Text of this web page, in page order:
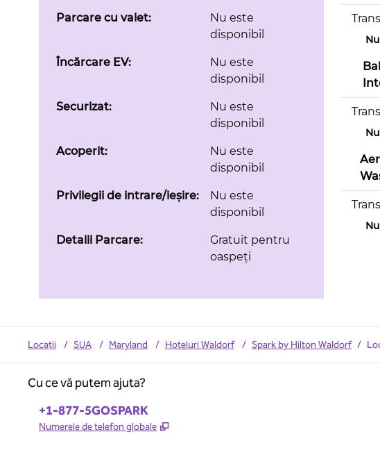
Parcare cu valet:
Nu este
disponibil
Încărcare EV:
Nu este
disponibil
Securizat:
Nu este
disponibil
Acoperit:
Nu este
disponibil
Privilegii de intrare/ieșire:
Nu este
disponibil
Detalii Parcare:
Gratuit pentru
oaspeți
Locații / SUA / Maryland / Hoteluri Waldorf / Spark by Hilton Waldorf /
Cu ce vă putem ajuta?
Telefon:
+1-877-5GOSPARK
Numerele de telefon globale ,